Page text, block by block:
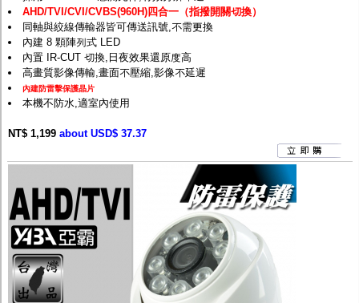
AHD/TVI/CVI/CVBS(960H)四合一（指撥開關切換）
同軸與絞線傳輸器皆可傳送訊號,不需更換
內建 8 顆陣列式 LED
內置 IR-CUT 切換,日夜效果還原度高
高畫質影像傳輸,畫面不壓縮,影像不延遲
內建防雷擊保護晶片
本機不防水,適室內使用
NT$ 1,199 about USD$ 37.37